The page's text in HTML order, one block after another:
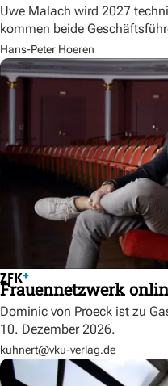
Uwe Malach wird 2027
kommen beide
Hans-Peter Hoeren
Frauennetzwerk
Dominic von Proeck ist zu
10. Dezember 2026.
kuhnert@vku-verlag.de